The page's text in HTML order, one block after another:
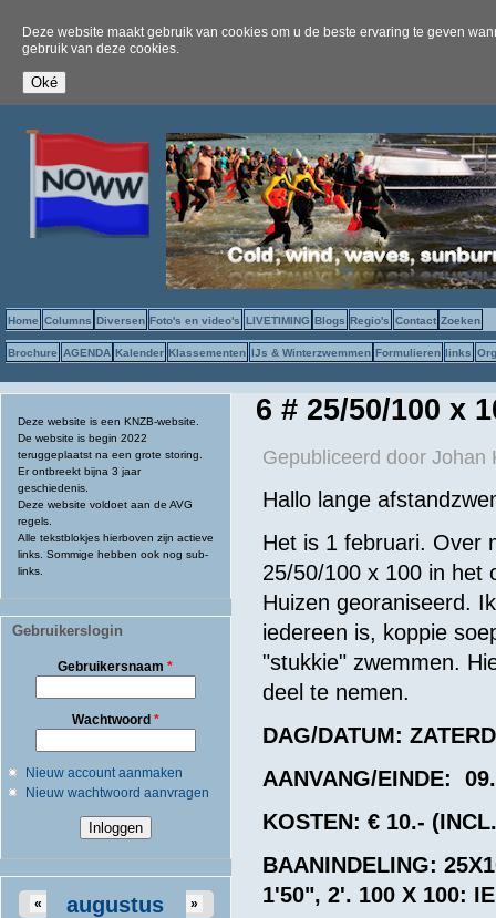
Deze website maakt gebruik van cookies om u de beste ervaring te geven
gebruik van deze cookies.
Home Columns Diversen Foto's en video's LIVETIMING Blogs Regio's Contact Zoeken
Brochure AGENDA Kalender Klassementen IJs & Winterzwemmen Formulieren links
Deze website is een KNZB-website.
De website is begin 2022
teruggeplaatst na een grote storing.
Er ontbreekt bijna 3 jaar
geschiedenis.
Deze website voldoet aan de AVG
regels.
Alle tekstblokjes hierboven zijn actieve
links. Sommige hebben ook nog sub-
links.
Gebruikerslogin
Gebruikersnaam*
Wachtwoord *
Nieuw account aanmaken
Nieuw wachtwoord aanvragen
augustus
« »
6 # 25/50/100 x
Gepubliceerd door Johan
Hallo lange
Het is 1 februari. Over
25/50/100 x 100 in het
Huizen georaniseerd.
iedereen is, koppie
"stukkie" zwemmen.
deel te nemen.
DAG/DATUM:
AANVANG/EINDE:
KOSTEN: € 10.-
BAANINDELING:
1'50", 2'. 100 X 100: